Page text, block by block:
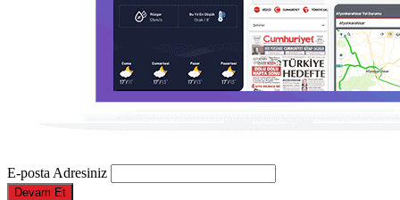
E-posta Adresiniz
Devam Et